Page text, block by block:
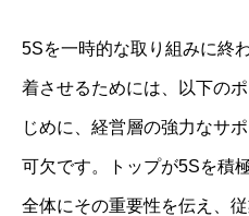
5Sを一時的な取り組みに終
着させるためには、以下の
じめに、経営層の強力なサ
可欠です。トップが5Sを積
全体にその重要性を伝え、